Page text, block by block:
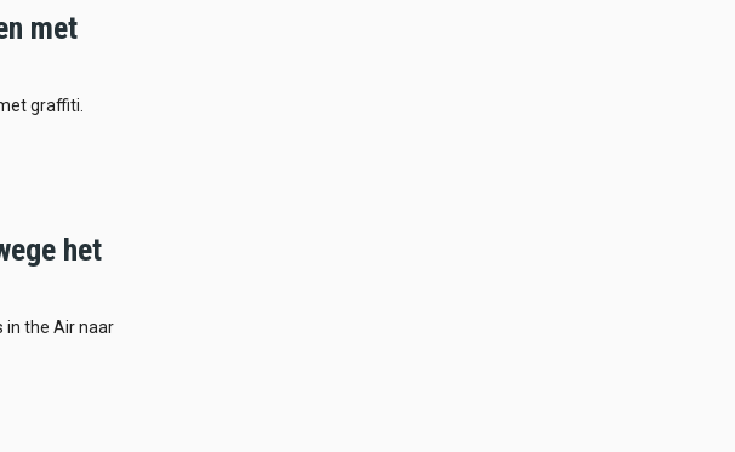
met
graffiti.
het
in the Air naar